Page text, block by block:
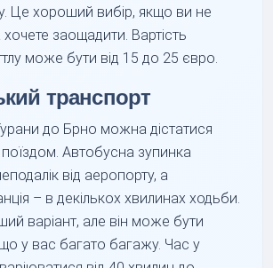
Це хороший вибір, якщо ви не
заощадити. Вартість
може бути від 15 до 25 євро.
транспорт
до Брно можна дістатися
Автобусна зупинка
від аеропорту, а
– в декількох хвилинах ходьби.
варіант, але він може бути
у вас багато багажу. Час у